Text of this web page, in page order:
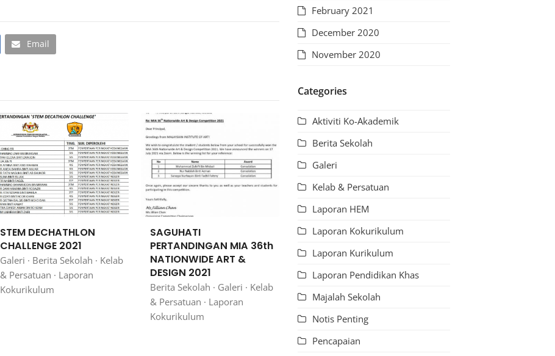
Email
STEM DECHATHLON
CHALLENGE 2021
Galeri · Berita Sekolah · Kelab
& Persatuan · Laporan
Kokurikulum
SAGUHATI
PERTANDINGAN MIA 36th
NATIONWIDE ART &
DESIGN 2021
Berita Sekolah · Galeri · Kelab
& Persatuan · Laporan
Kokurikulum
February 2021
December 2020
November 2020
Categories
Aktiviti Ko-Akademik
Berita Sekolah
Galeri
Kelab & Persatuan
Laporan HEM
Laporan Kokurikulum
Laporan Kurikulum
Laporan Pendidikan Khas
Majalah Sekolah
Notis Penting
Pencapaian